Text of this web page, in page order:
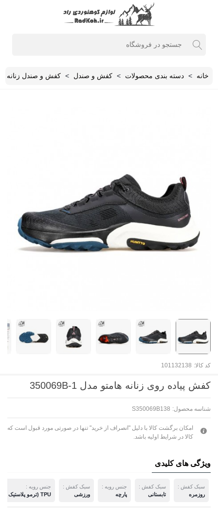
خانه > دسته بندی محصولات > کفش و صندل > کفش و صندل زنانه
کد کالا: 101132138
کفش پیاده روی زنانه هامتو مدل 350069B-1
شناسه محصول: S350069B138
امکان برگشت کالا با دلیل "انصراف از خرید" تنها در صورتی مورد قبول است که
کالا در شرایط اولیه باشد.
ویژگی های کلیدی
سبک کفش :
روزمره
سبک کفش :
تابستانی
جنس رویه :
پارچه
سبک کفش :
ورزشی
جنس رویه :
TPU (ترمو پلاستیک پلی اورتان)